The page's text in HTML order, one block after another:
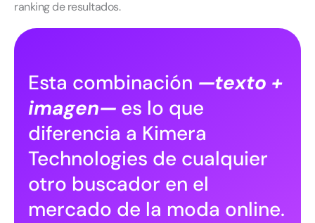
ranking de resultados.
Esta combinación —texto +
imagen— es lo que
diferencia a Kimera
Technologies de cualquier
otro buscador en el
mercado de la moda online.